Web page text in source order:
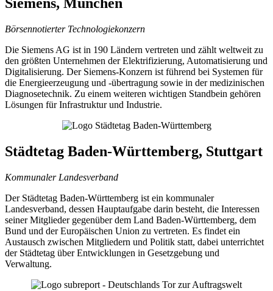
Siemens, München
Börsennotierter Technologiekonzern
Die Siemens AG ist in 190 Ländern vertreten und zählt weltweit zu
den größten Unternehmen der Elektrifizierung, Automatisierung und
Digitalisierung. Der Siemens-Konzern ist führend bei Systemen für
die Energieerzeugung und -übertragung sowie in der medizinischen
Diagnosetechnik. Zu einem weiteren wichtigen Standbein gehören
Lösungen für Infrastruktur und Industrie.
Städtetag Baden-Württemberg, Stuttgart
Kommunaler Landesverband
Der Städtetag Baden-Württemberg ist ein kommunaler
Landesverband, dessen Hauptaufgabe darin besteht, die Interessen
seiner Mitglieder gegenüber dem Land Baden-Württemberg, dem
Bund und der Europäischen Union zu vertreten. Es findet ein
Austausch zwischen Mitgliedern und Politik statt, dabei unterrichtet
der Städtetag über Entwicklungen in Gesetzgebung und
Verwaltung.